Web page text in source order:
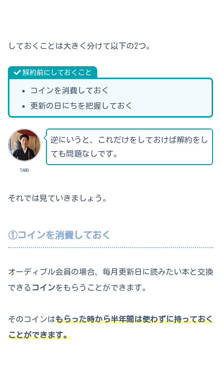
しておくことは大きく分けて以下の2つ。
解約前にしておくこと
コインを消費しておく
更新の日にちを把握しておく
TARO
逆にいうと、これだけをしておけば解約をし
ても問題なしです。
それでは見ていきましょう。
①コインを消費しておく
オーディブル会員の場合、毎月更新日に読みたい本と交換
できる コインをもらうことができます。
そのコインはもらった時から半年間は使わずに持っておく
ことができます。